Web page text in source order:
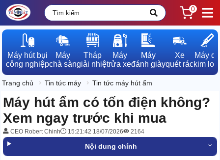
0
Máy hút bụi
công nghiệp
Máy
chà sàn
Tháp
giải nhiệt
Máy
rửa xe
Máy
đánh giày
Xe
quét rác
Máy dò
kim loại
Trang chủ Tin tức máy Tin tức máy hút ẩm
Máy hút ẩm có tốn điện không?
Xem ngay trước khi mua
CEO Robert Chinh 15:21:42 18/07/2026 2164
Nội dung chính